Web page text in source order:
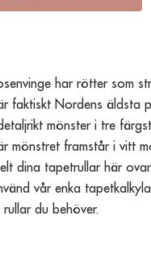
har rötter som
faktiskt Nordens äldsta
mönster i tre
mönstret framstår i vitt
dina tapetrullar här
vår enka
rullar du behöver.